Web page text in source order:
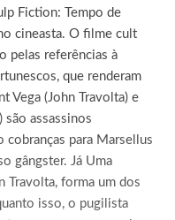
Fiction: Tempo de
cineasta. O filme cult
pelas referências à
que renderam
Vega (John Travolta) e
são assassinos
cobranças para Marsellus
gângster. Já Uma
Travolta, forma um dos
isso, o pugilista